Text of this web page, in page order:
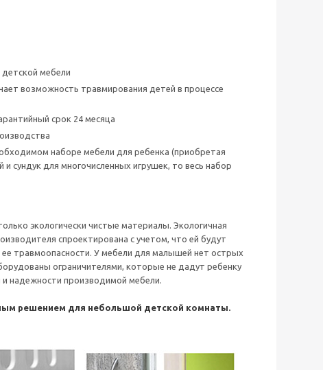
мебели
возможность травмирования детей в процессе
срок 24 месяца
наборе мебели для ребенка (приобретая
сундук для многочисленных игрушек, то весь набор
экологически чистые материалы. Экологичная
спроектирована с учетом, что ей будут
травмоопасности. У мебели для малышей нет острых
ограничителями, которые не дадут ребенку
и надежности производимой мебели.
решением для небольшой детской комнаты.